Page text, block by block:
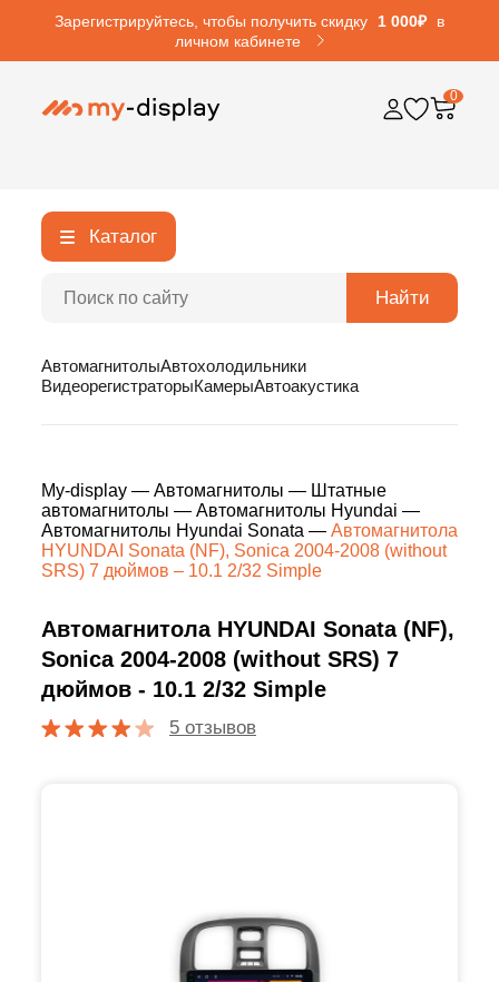
Зарегистрируйтесь, чтобы получить скидку 1 000₽
в
личном кабинете
0
Каталог
Найти
АвтомагнитолыАвтохолодильники
ВидеорегистраторыКамерыАвтоакустика
My-display — Автомагнитолы — Штатные
автомагнитолы — Автомагнитолы Hyundai —
Автомагнитолы Hyundai Sonata — Автомагнитола
HYUNDAI Sonata (NF), Sonica 2004-2008 (without
SRS) 7 дюймов – 10.1 2/32 Simple
Автомагнитола HYUNDAI Sonata (NF),
Sonica 2004-2008 (without SRS) 7
дюймов - 10.1 2/32 Simple
5 отзывов